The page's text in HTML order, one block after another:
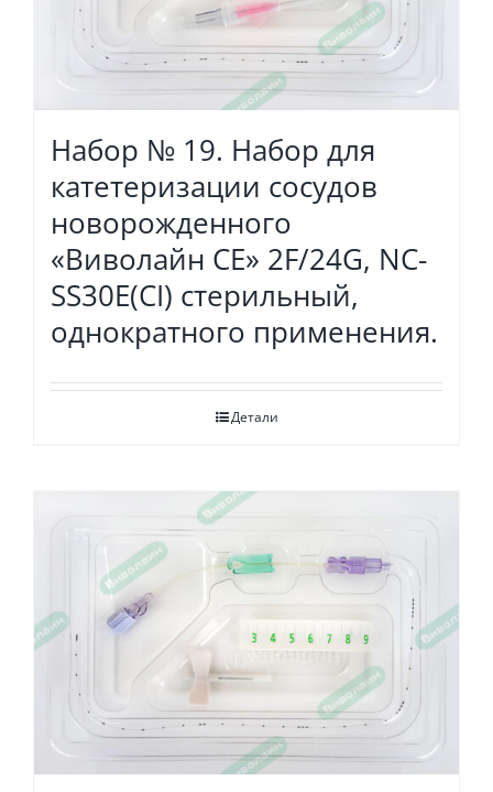
Набор № 19. Набор для
катетеризации сосудов
новорожденного
«Виволайн СЕ» 2F/24G, NC-
SS30E(CI) стерильный,
однократного применения.
Детали